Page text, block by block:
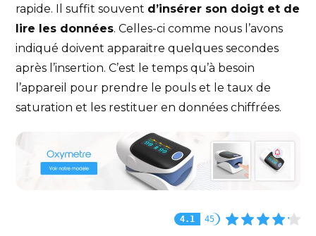
rapide. Il suffit souvent d’insérer son doigt et de
lire les données. Celles-ci comme nous l’avons
indiqué doivent apparaitre quelques secondes
après l’insertion. C’est le temps qu’à besoin
l’appareil pour prendre le pouls et le taux de
saturation et les restituer en données chiffrées.
4.1 45